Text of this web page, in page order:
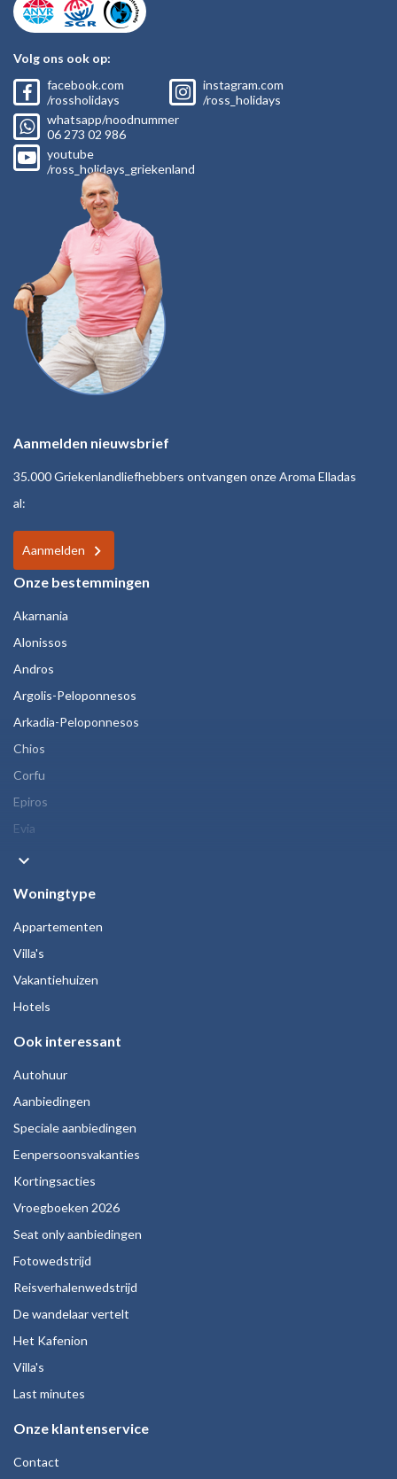
Volg ons ook op:
facebook.com
/rossholidays
instagram.com
/ross_holidays
whatsapp/noodnummer
06 273 02 986
youtube
/ross_holidays_griekenland
Aanmelden nieuwsbrief
35.000 Griekenlandliefhebbers ontvangen onze Aroma Elladas
al:
Aanmelden
Onze bestemmingen
Akarnania
Alonissos
Andros
Argolis-Peloponnesos
Arkadia-Peloponnesos
Chios
Corfu
Epiros
Evia
keyboard_arrow_down
Woningtype
Appartementen
Villa's
Vakantiehuizen
Hotels
Ook interessant
Autohuur
Aanbiedingen
Speciale aanbiedingen
Eenpersoonsvakanties
Kortingsacties
Vroegboeken 2026
Seat only aanbiedingen
Fotowedstrijd
Reisverhalenwedstrijd
De wandelaar vertelt
Het Kafenion
Villa's
Last minutes
Onze klantenservice
Contact